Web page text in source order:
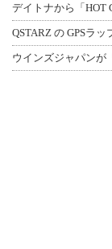
デイトナから「HOT
QSTARZ の GPSラ
ウインズジャパンが